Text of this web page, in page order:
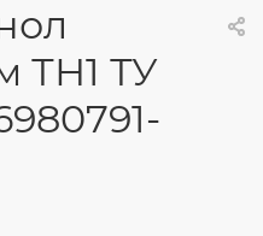
ТН1 ТУ